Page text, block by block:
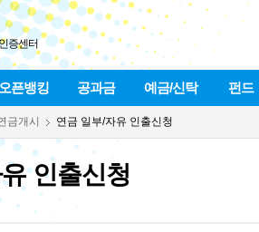
인증센터
오픈뱅킹 공과금 예금/신탁 펀드
금개시 연금 일부/자유 인출신청
인출신청